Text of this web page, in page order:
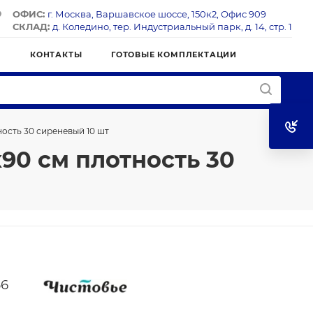
ОФИС: г. Москва, Варшавское шоссе, 150к2, Офис 909
СКЛАД: д. Коледино, тер. Индустриальный парк, д. 14, стр. 1
КОНТАКТЫ ГОТОВЫЕ КОМПЛЕКТАЦИИ
30 сиреневый 10 шт
см плотность 30